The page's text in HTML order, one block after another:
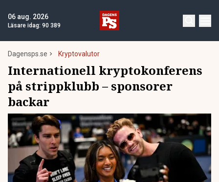
06 aug. 2026
Läsare idag: 90 389
Dagensps.se Kryptovalutor
Internationell kryptokonferens
på strippklubb – sponsorer
backar